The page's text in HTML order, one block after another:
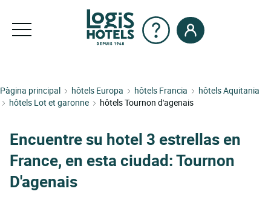
Pàgina principal hôtels Europa hôtels Francia
hôtels Aquitania
hôtels Lot et garonne
hôtels Tournon d'agenais
Encuentre su hotel 3 estrellas en
France, en esta ciudad: Tournon
D'agenais